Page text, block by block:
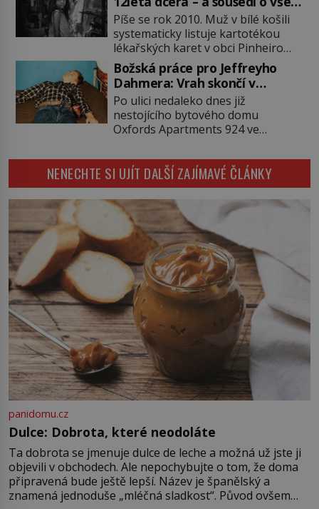
Zaměstnanci jsou přesvědčeni, že
Mona Lisa je jen v restaurátorské
dílně nebo u fotografa. Když se
ukáže pravda, propukne jeden z
největších honů na zloděje v […]
vědí!
Píše se rok 2010. Muž v bílé košili
systematicky listuje kartotékou
lékařských karet v obci Pinheiro
ležící asi 20 kilometrů od farmy s
podivínským majitelem. Něco tu
nesedí. Ledaže… Ledaže by ta
mladá dívka z farmy byla ne
manželkou, ale dcerou – a všechny
ty děti byly zplozené v incestu. Na
Božská práce pro Jeffreyho
Dahmera: Vrah skončí v
tratolišti krve ve vězeňských
umývárnách
Po ulici nedaleko dnes již
nestojícího bytového domu
Oxfords Apartments 924 ve
potácí zcela zmatený 14letý
Konerak Sinthasomphone. Když ho
zastaví policejní hlídka, ochable jí
nadiktuje adresu „jeho kamaráda“.
Strážníci ho dopraví zpět do
udaného bytu. Oním „kamarádem“
je ovšem jeden z nejslavnějších
vrahů, Jeffrey Dahmer (1960–1994).
Je 27. května 1991. […]
NENECHTE SI UJÍT DALŠÍ ZAJÍMAVÉ ČLÁNKY
panidomu.cz
Dulce: Dobrota, které neodoláte
Ta dobrota se jmenuje dulce de leche a možná už jste ji
objevili v obchodech. Ale nepochybujte o tom, že doma
připravená bude ještě lepší. Název je španělský a
znamená jednoduše „mléčná sladkost“. Původ ovšem